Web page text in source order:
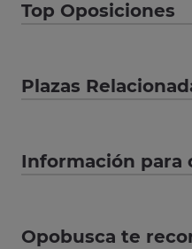
Top Oposiciones
Plazas
Información para
Opobusca te